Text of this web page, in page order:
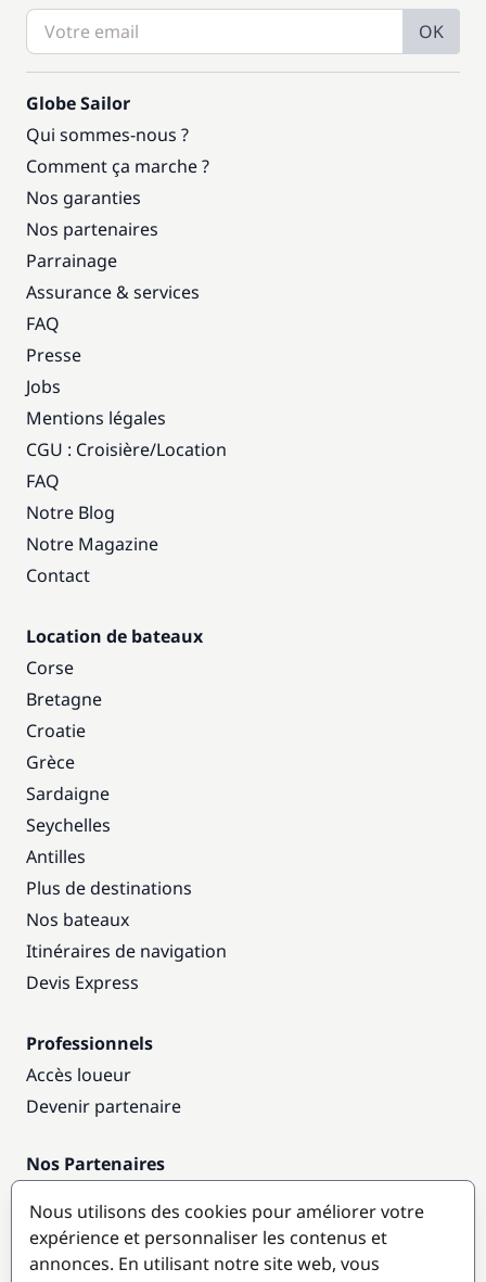
OK
Globe Sailor
Qui sommes-nous ?
Comment ça marche ?
Nos garanties
Nos partenaires
Parrainage
Assurance & services
FAQ
Presse
Jobs
Mentions légales
CGU : Croisière/Location
FAQ
Notre Blog
Notre Magazine
Contact
Location de bateaux
Corse
Bretagne
Croatie
Grèce
Sardaigne
Seychelles
Antilles
Plus de destinations
Nos bateaux
Itinéraires de navigation
Devis Express
Professionnels
Accès loueur
Devenir partenaire
Nos Partenaires
Destinations populaires
Nous utilisons des cookies pour améliorer votre
expérience et personnaliser les contenus et
annonces. En utilisant notre site web, vous